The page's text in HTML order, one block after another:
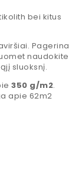
bei kitus
Pagerina
naudokite
sluoksnį.
350 g/m2.
apie 62m2